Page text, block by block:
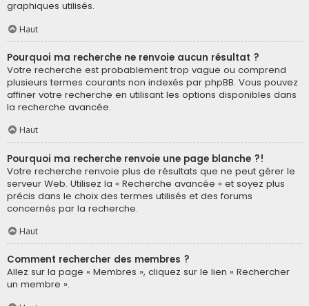
graphiques utilisés.
Haut
Pourquoi ma recherche ne renvoie aucun résultat ?
Votre recherche est probablement trop vague ou comprend
plusieurs termes courants non indexés par phpBB. Vous pouvez
affiner votre recherche en utilisant les options disponibles dans
la recherche avancée.
Haut
Pourquoi ma recherche renvoie une page blanche ?!
Votre recherche renvoie plus de résultats que ne peut gérer le
serveur Web. Utilisez la « Recherche avancée » et soyez plus
précis dans le choix des termes utilisés et des forums
concernés par la recherche.
Haut
Comment rechercher des membres ?
Allez sur la page « Membres », cliquez sur le lien « Rechercher
un membre ».